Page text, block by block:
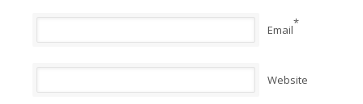
Email*
Website